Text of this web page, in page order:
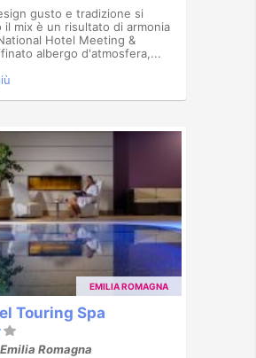
gusto e tradizione si
il mix è un risultato di armonia
Hotel Meeting &
albergo d'atmosfera,...
EMILIA ROMAGNA
Touring Spa
Romagna